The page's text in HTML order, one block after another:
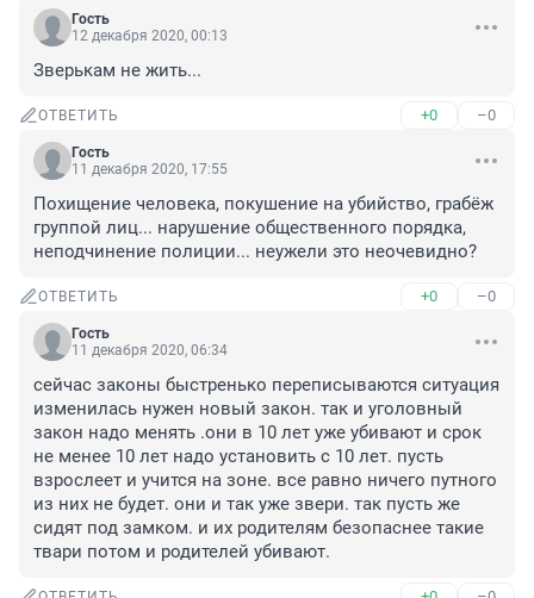
Гость
12 декабря 2020, 00:13
Зверькам не жить...
ОТВЕТИТЬ +0 –0
Гость
11 декабря 2020, 17:55
Похищение человека, покушение на убийство, грабёж
группой лиц... нарушение общественного порядка,
неподчинение полиции... неужели это неочевидно?
ОТВЕТИТЬ +0 –0
Гость
11 декабря 2020, 06:34
сейчас законы быстренько переписываются ситуация
изменилась нужен новый закон. так и уголовный
закон надо менять .они в 10 лет уже убивают и срок
не менее 10 лет надо установить с 10 лет. пусть
взрослеет и учится на зоне. все равно ничего путного
из них не будет. они и так уже звери. так пусть же
сидят под замком. и их родителям безопаснее такие
твари потом и родителей убивают.